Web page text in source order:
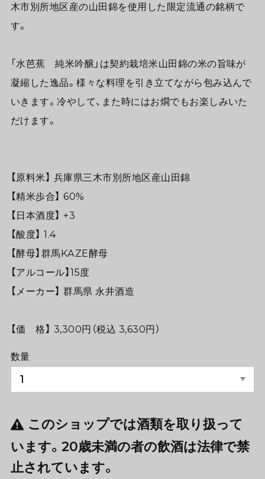
木市別所地区産の山田錦を使用した限定流通の銘柄で
す。
「水芭蕉 純米吟醸」は契約栽培米山田錦の米の旨味が
凝縮した逸品。様々な料理を引き立てながら包み込んで
いきます。冷やして、また時にはお燗でもお楽しみいた
だけます。
【原料米】 兵庫県三木市別所地区産山田錦
【精米歩合】 60%
【日本酒度】 +3
【酸度】 1.4
【酵母】群馬KAZE酵母
【アルコール】15度
【メーカー】 群馬県 永井酒造
【価 格】 3,300円（税込 3,630円）
数量
このショップでは酒類を取り扱って
います。20歳未満の者の飲酒は法律で禁
止されています。